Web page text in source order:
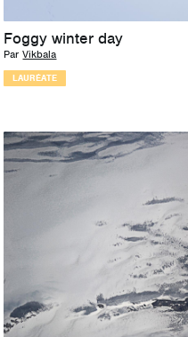
Foggy winter day
Par Vikbala
LAURÉATE